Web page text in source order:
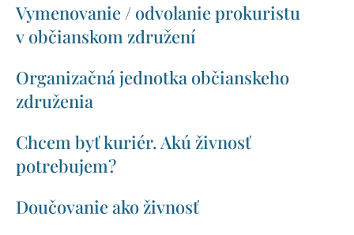
Vymenovanie / odvolanie prokuristu
v občianskom združení
Organizačná jednotka občianskeho
združenia
Chcem byť kuriér. Akú živnosť
potrebujem?
Doučovanie ako živnosť